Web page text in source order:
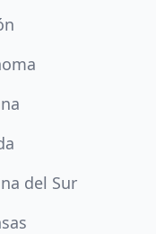
del Sur